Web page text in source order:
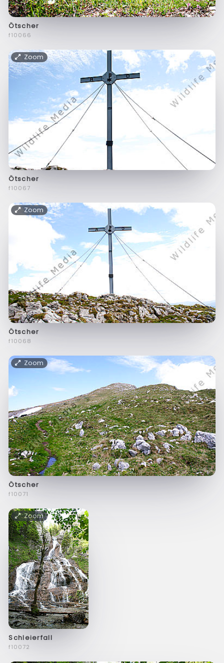
Ötscher
f10066
Zoom
Ötscher
f10067
Zoom
Ötscher
f10068
Zoom
Ötscher
f10071
Zoom
Schleierfall
f10072